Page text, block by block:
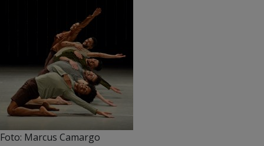
Foto: Marcus Camargo